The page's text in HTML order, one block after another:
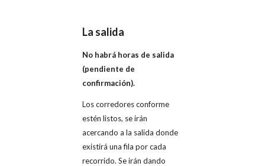
La salida
No habrá horas de salida
(pendiente de
confirmación).
Los corredores conforme
estén listos, se irán
acercando a la salida donde
existirá una fila por cada
recorrido. Se irán dando